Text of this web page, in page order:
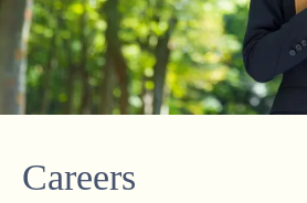
Careers